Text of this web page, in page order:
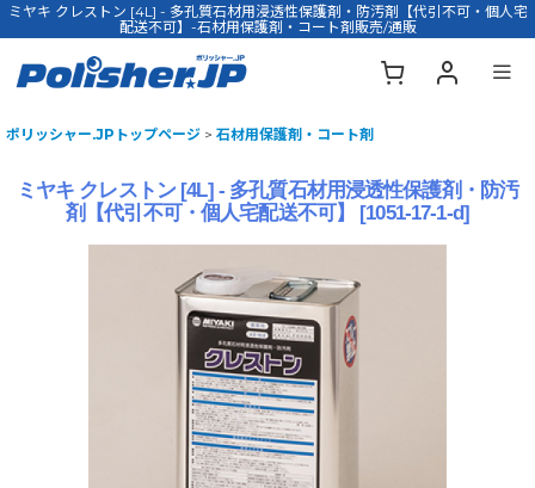
ミヤキ クレストン [4L] - 多孔質石材用浸透性保護剤・防汚剤【代引不可・個人宅
配送不可】-石材用保護剤・コート剤販売/通販
ポリッシャー.JPトップページ > 石材用保護剤・コート剤
ミヤキ クレストン [4L] - 多孔質石材用浸透性保護剤・防汚
剤【代引不可・個人宅配送不可】
[1051-17-1-d]